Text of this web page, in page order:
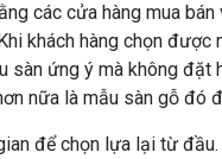
các cửa hàng mua
khách hàng chọn
sàn ứng ý mà không
nữa là mẫu sàn gỗ đó
để chọn lựa lại từ